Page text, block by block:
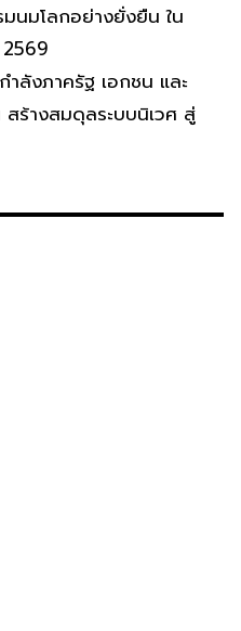
นมโลกอย่างยั่งยืน ใน
2569
ลังภาครัฐ เอกชน และ
ร้างสมดุลระบบนิเวศ สู่